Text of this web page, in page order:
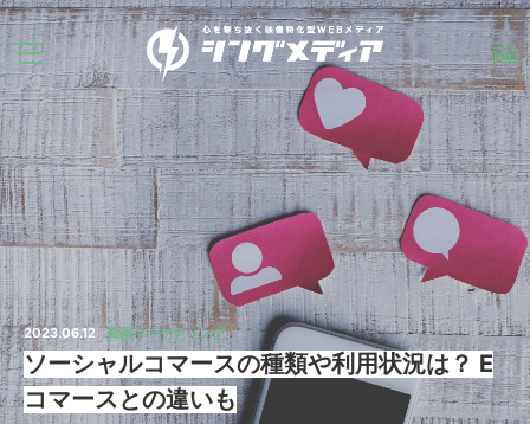
2023.06.12 動画マーケティング
ソーシャルコマースの種類や利用状況は？ E
コマースとの違いも